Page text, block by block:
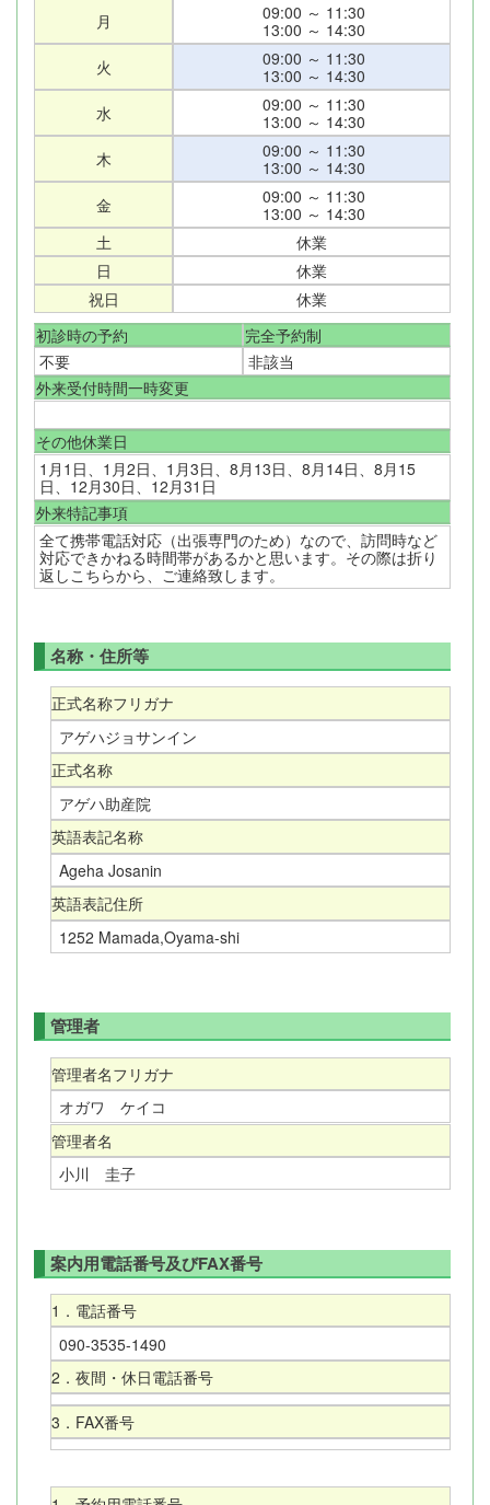
月
09:00 ～ 11:30
13:00 ～ 14:30
火
09:00 ～ 11:30
13:00 ～ 14:30
水
09:00 ～ 11:30
13:00 ～ 14:30
木
09:00 ～ 11:30
13:00 ～ 14:30
金
09:00 ～ 11:30
13:00 ～ 14:30
土
休業
日
休業
祝日
休業
初診時の予約
完全予約制
不要
非該当
外来受付時間一時変更
その他休業日
1月1日、1月2日、1月3日、8月13日、8月14日、8月15
日、12月30日、12月31日
外来特記事項
全て携帯電話対応（出張専門のため）なので、訪問時など
対応できかねる時間帯があるかと思います。その際は折り
返しこちらから、ご連絡致します。
名称・住所等
正式名称フリガナ
アゲハジョサンイン
正式名称
アゲハ助産院
英語表記名称
Ageha Josanin
英語表記住所
1252 Mamada,Oyama-shi
管理者
管理者名フリガナ
オガワ ケイコ
管理者名
小川 圭子
案内用電話番号及びFAX番号
1．電話番号
090-3535-1490
2．夜間・休日電話番号
3．FAX番号